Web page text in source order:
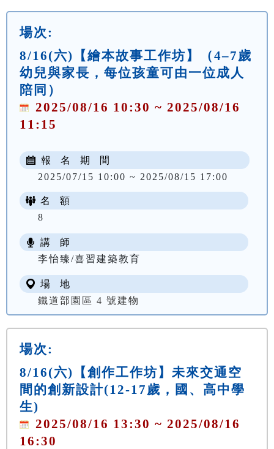
場次:
8/16(六)【繪本故事工作坊】（4–7歲
幼兒與家長，每位孩童可由一位成人
陪同）
2025/08/16 10:30 ~ 2025/08/16
11:15
報 名 期 間
2025/07/15 10:00 ~ 2025/08/15 17:00
名 額
8
講 師
李怡臻/喜習建築教育
場 地
鐵道部園區 4 號建物
場次:
8/16(六)【創作工作坊】未來交通空
間的創新設計(12-17歲，國、高中學
生)
2025/08/16 13:30 ~ 2025/08/16
16:30